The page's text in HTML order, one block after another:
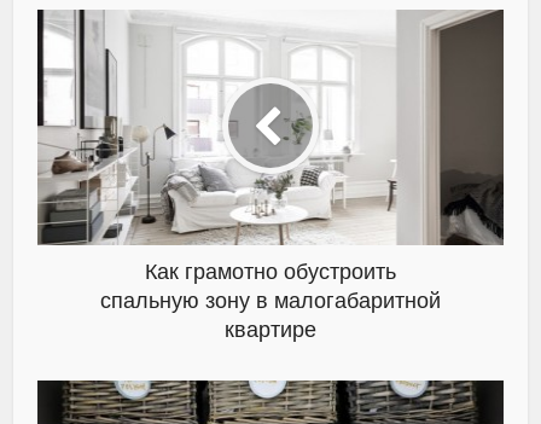
Как грамотно обустроить
спальную зону в малогабаритной
квартире